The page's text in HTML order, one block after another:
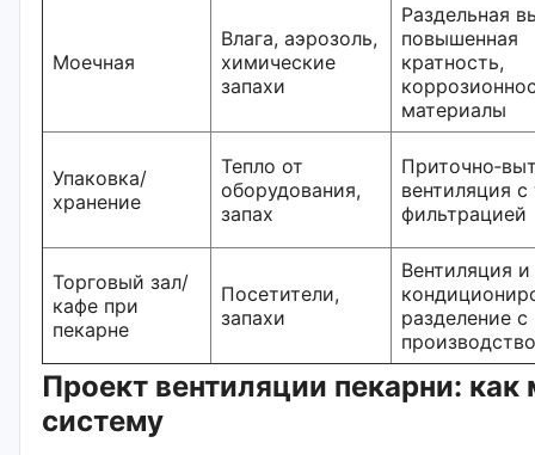
Моечная
Влага, аэрозоль,
химические
запахи
Раздельная
повышенная
кратность,
материалы
Упаковка/
хранение
Тепло от
оборудования,
запах
вентиляция
фильтрацией
Торговый зал/
кафе при
пекарне
Посетители,
запахи
Вентиляция и
разделение с
Проект вентиляции пекарни:
систему